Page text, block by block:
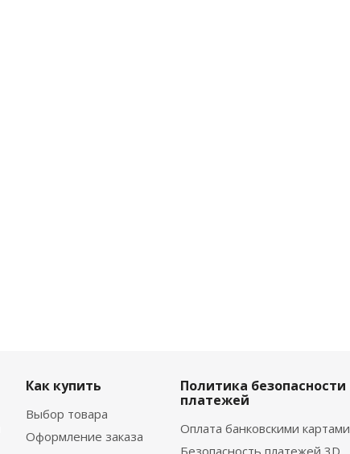
Как купить
Выбор товара
Оформление заказа
Политика безопасности
платежей
Оплата банковскими картами
Безопасность платежей 3D